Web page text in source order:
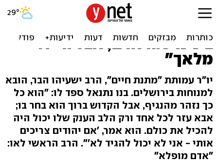
הרב שהציל חיים ונפטר
מקורונה נטמן: "התהלכת
בינינו כמו אדם, אבל היית
מלאך"
יו"ר עמותת "מתנת חיים", הרב ישעיהו הבר, הובא
למנוחות בירושלים. בנו נתנאל ספד לו: "הוא כל
כך נזהר מהנגיף, אבל הקדוש ברוך הוא בחר בו;
אבא עזר לכל אחד ורק הלב הענק שלו יכול היה
להכיל את כולם. הוא אמר, 'אם יהודים צריכים
אותי - אני לא יכול להגיד לא'". הרב הראשי לאו:
"אדם מופלא"